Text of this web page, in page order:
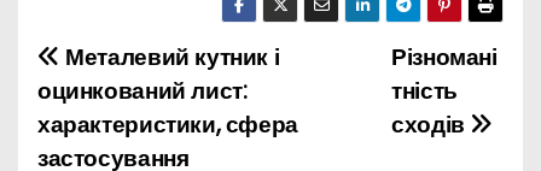
Н
а
Різномані
тність
сходів
Металевий кутник і
оцинкований лист:
характеристики, сфера
застосування